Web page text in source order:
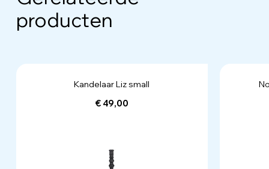
producten
Kandelaar Liz small
€ 49,00